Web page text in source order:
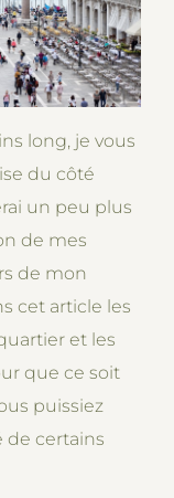
long, je vous
du côté
un peu plus
de mes
de mon
cet article les
et les
que ce soit
puissiez
de certains